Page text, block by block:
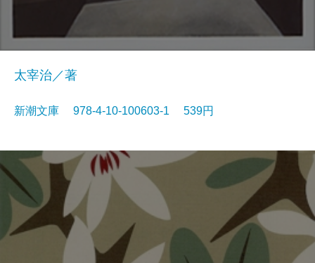
太宰治／著
新潮文庫 978-4-10-100603-1 539円